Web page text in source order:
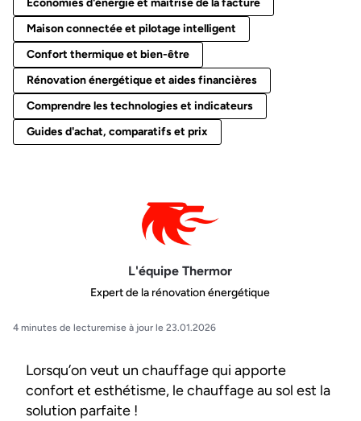
Économies d'énergie et maîtrise de la facture
Maison connectée et pilotage intelligent
Confort thermique et bien-être
Rénovation énergétique et aides financières
Comprendre les technologies et indicateurs
Guides d'achat, comparatifs et prix
L'équipe Thermor
Expert de la rénovation énergétique
4 minutes de lecturemise à jour le 23.01.2026
Lorsqu’on veut un chauffage qui apporte
confort et esthétisme, le chauffage au sol est la
solution parfaite !